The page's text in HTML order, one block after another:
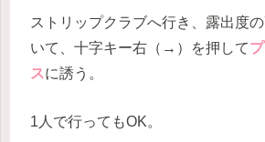
ストリップクラブへ行き、露出度
いて、十字キー右（→）を押して
スに誘う。
1人で行ってもOK。